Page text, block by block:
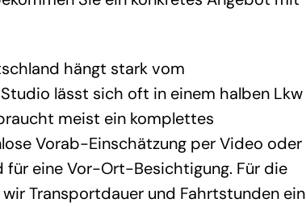
hängt stark vom
lässt sich oft in einem halben Lkw
meist ein komplettes
Vorab-Einschätzung per Video oder
eine Vor-Ort-Besichtigung. Für die
Transportdauer und Fahrtstunden ein